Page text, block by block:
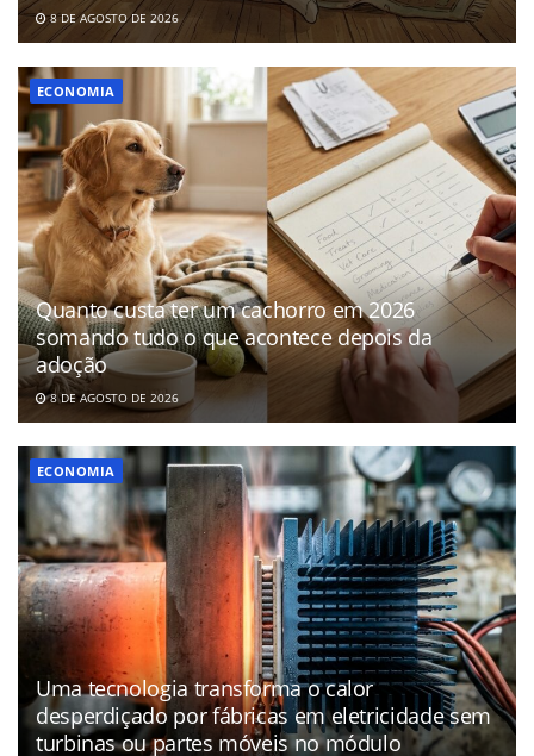
8 DE AGOSTO DE 2026
ECONOMIA
Quanto custa ter um cachorro em 2026
somando tudo o que acontece depois da
adoção
8 DE AGOSTO DE 2026
ECONOMIA
Uma tecnologia transforma o calor
desperdiçado por fábricas em eletricidade sem
turbinas ou partes móveis no módulo